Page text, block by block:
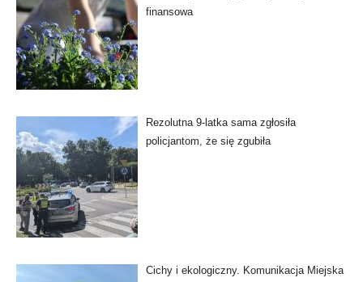
finansowa
Rezolutna 9-latka sama zgłosiła
policjantom, że się zgubiła
Cichy i ekologiczny. Komunikacja Miejska